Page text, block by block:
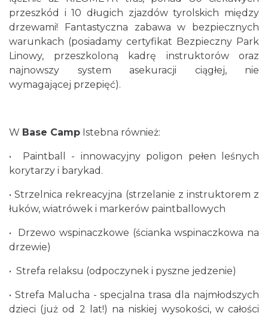
przeszkód i 10 długich zjazdów tyrolskich między
drzewami! Fantastyczna zabawa w bezpiecznych
warunkach (posiadamy certyfikat Bezpieczny Park
Linowy, przeszkoloną kadrę instruktorów oraz
najnowszy system asekuracji ciągłej, nie
wymagającej przepięć).
W Base Camp Istebna również:
• Paintball - innowacyjny poligon pełen leśnych
korytarzy i barykad.
• Strzelnica rekreacyjna (strzelanie z instruktorem z
łuków, wiatrówek i markerów paintballowych
• Drzewo wspinaczkowe (ścianka wspinaczkowa na
drzewie)
• Strefa relaksu (odpoczynek i pyszne jedzenie)
• Strefa Malucha - specjalna trasa dla najmłodszych
dzieci (już od 2 lat!) na niskiej wysokości, w całości